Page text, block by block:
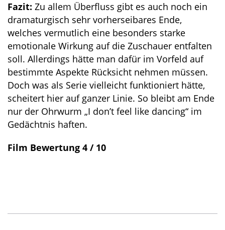
Fazit: Zu allem Überfluss gibt es auch noch ein
dramaturgisch sehr vorherseibares Ende,
welches vermutlich eine besonders starke
emotionale Wirkung auf die Zuschauer entfalten
soll. Allerdings hätte man dafür im Vorfeld auf
bestimmte Aspekte Rücksicht nehmen müssen.
Doch was als Serie vielleicht funktioniert hätte,
scheitert hier auf ganzer Linie. So bleibt am Ende
nur der Ohrwurm „I don’t feel like dancing“ im
Gedächtnis haften.
Film Bewertung 4 / 10